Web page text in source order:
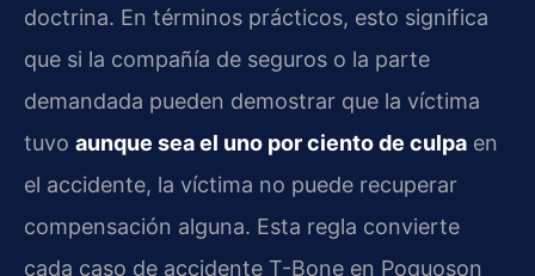
doctrina. En términos prácticos, esto significa
que si la compañía de seguros o la parte
demandada pueden demostrar que la víctima
tuvo aunque sea el uno por ciento de culpa en
el accidente, la víctima no puede recuperar
compensación alguna. Esta regla convierte
cada caso de accidente T-Bone en Poquoson